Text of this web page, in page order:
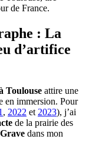
de France.
: La
d’artifice
Toulouse attire une
en immersion. Pour
, 2022 et 2023), j’ai
de la prairie des
dans mon